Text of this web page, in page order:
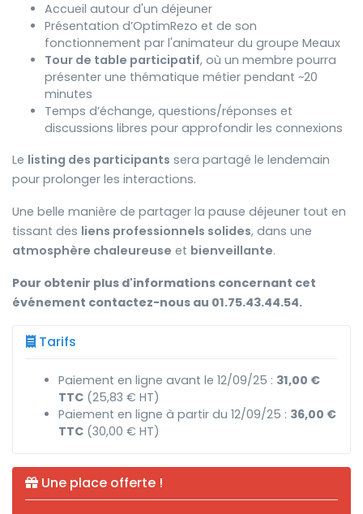
Accueil autour d'un déjeuner
Présentation d’OptimRezo et de son
fonctionnement par l'animateur du groupe Meaux
Tour de table participatif, où un membre pourra
présenter une thématique métier pendant ~20
minutes
Temps d’échange, questions/réponses et
discussions libres pour approfondir les connexions
Le listing des participants sera partagé le lendemain
pour prolonger les interactions.
Une belle manière de partager la pause déjeuner tout en
tissant des liens professionnels solides, dans une
atmosphère chaleureuse et bienveillante.
Pour obtenir plus d'informations concernant cet
événement contactez-nous au 01.75.43.44.54.
Tarifs
Paiement en ligne avant le 12/09/25 : 31,00 €
TTC (25,83 € HT)
Paiement en ligne à partir du 12/09/25 : 36,00 €
TTC (30,00 € HT)
Une place offerte !